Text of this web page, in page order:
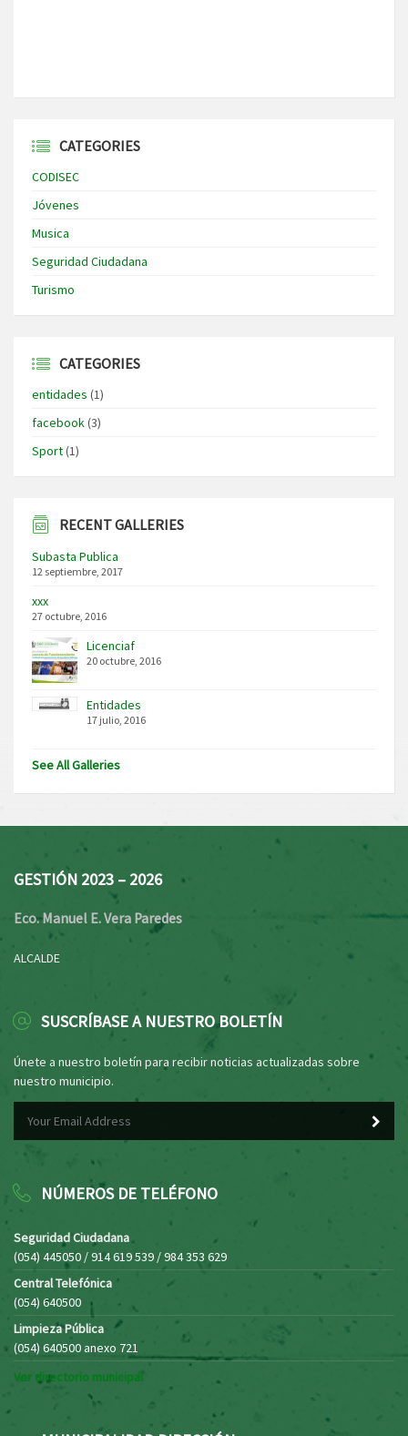
CATEGORIES
CODISEC
Jóvenes
Musica
Seguridad Ciudadana
Turismo
CATEGORIES
entidades (1)
facebook(3)
Sport(1)
RECENT GALLERIES
Subasta Publica
12 septiembre, 2017
xxx
27 octubre, 2016
Licenciaf
20 octubre, 2016
Entidades
17 julio, 2016
See All Galleries
GESTIÓN 2023 – 2026
Eco. Manuel E. Vera Paredes
ALCALDE
SUSCRÍBASE A NUESTRO BOLETÍN
Únete a nuestro boletín para recibir noticias actualizadas sobre
nuestro municipio.
NÚMEROS DE TELÉFONO
Seguridad Ciudadana
(054) 445050 / 914 619 539 / 984 353 629
Central Telefónica
(054) 640500
Limpieza Pública
(054) 640500 anexo 721
Ver directorio municipal